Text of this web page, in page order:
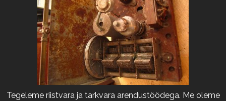
Tegeleme riistvara ja tarkvara arendustöödega. Me oleme